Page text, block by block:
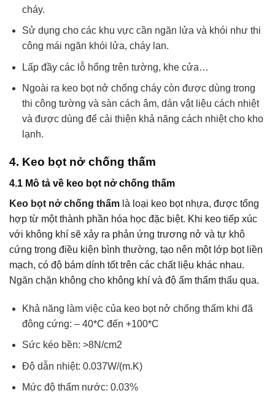
cháy.
Sử dụng cho các khu vực cần ngăn lửa và khói như thi
công mái ngăn khói lửa, cháy lan.
Lấp đầy các lỗ hổng trên tường, khe cửa…
Ngoài ra keo bọt nở chống cháy còn được dùng trong
thi công tường và sàn cách âm, dán vật liệu cách nhiệt
và được dùng để cải thiện khả năng cách nhiệt cho kho
lạnh.
4. Keo bọt nở chống thấm
4.1 Mô tả về keo bọt nở chống thấm
Keo bọt nở chống thấm là loại keo bọt nhựa, được tổng
hợp từ một thành phần hóa học đặc biệt. Khi keo tiếp xúc
với không khí sẽ xảy ra phản ứng trương nở và tự khô
cứng trong điều kiện bình thường, tạo nên một lớp bọt liền
mạch, có độ bám dính tốt trên các chất liệu khác nhau.
Ngăn chặn không cho không khí và độ ẩm thẩm thấu qua.
Khả năng làm việc của keo bọt nở chống thấm khi đã
đông cứng: – 40*C đến +100*C
Sức kéo bền: >8N/cm2
Độ dẫn nhiệt: 0.037W/(m.K)
Mức độ thấm nước: 0.03%